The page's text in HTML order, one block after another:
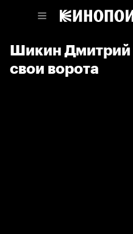
Шикин Дмитрий
свои ворота